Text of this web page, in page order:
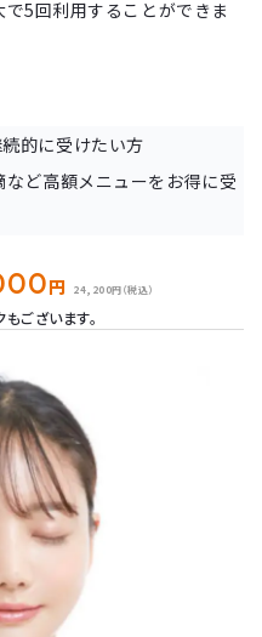
5回利用することができま
的に受けたい方
ど高額メニューをお得に受
円 24,200円（税込）
ございます。